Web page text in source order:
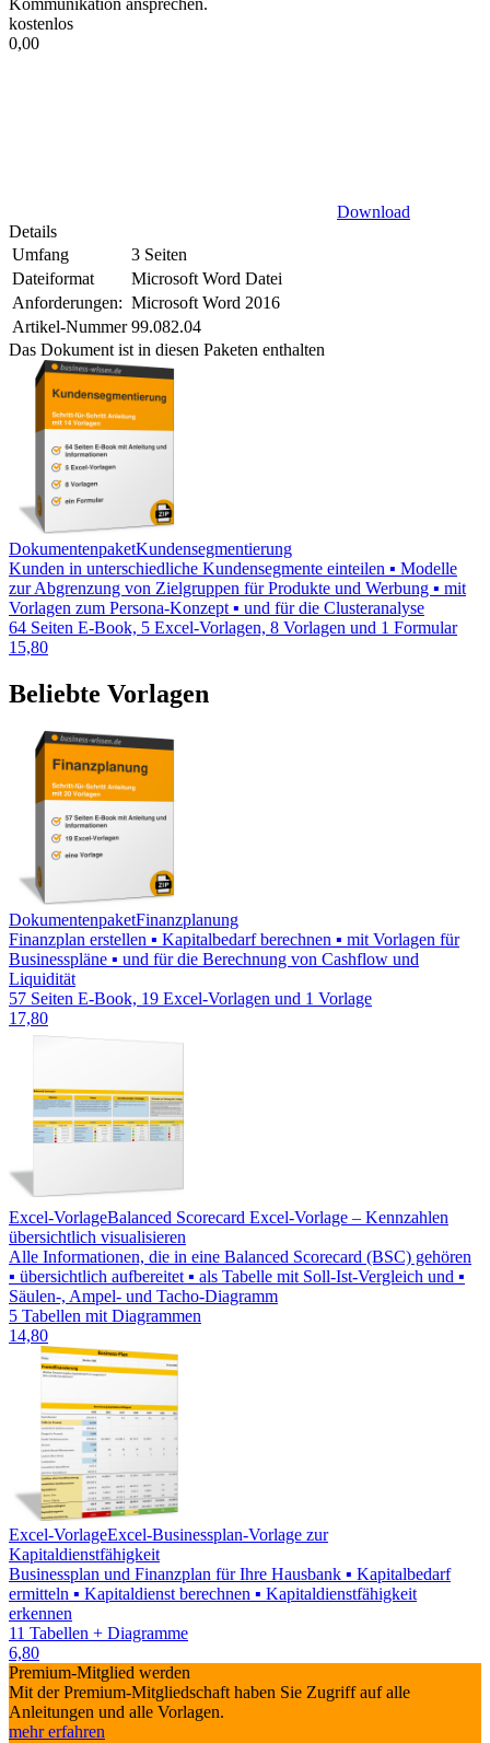
Kommunikation ansprechen.
kostenlos
0,00
Download
Details
Umfang
3 Seiten
Dateiformat
Microsoft Word Datei
Anforderungen: Microsoft Word 2016
Artikel-Nummer 99.082.04
Das Dokument ist in diesen Paketen enthalten
DokumentenpaketKundensegmentierung
Kunden in unterschiedliche Kundensegmente einteilen ▪ Modelle
zur Abgrenzung von Zielgruppen für Produkte und Werbung ▪ mit
Vorlagen zum Persona-Konzept ▪ und für die Clusteranalyse
64 Seiten E-Book, 5 Excel-Vorlagen, 8 Vorlagen und 1 Formular
15,80
Beliebte Vorlagen
DokumentenpaketFinanzplanung
Finanzplan erstellen ▪ Kapitalbedarf berechnen ▪ mit Vorlagen für
Businesspläne ▪ und für die Berechnung von Cashflow und
Liquidität
57 Seiten E-Book, 19 Excel-Vorlagen und 1 Vorlage
17,80
Excel-VorlageBalanced Scorecard Excel-Vorlage – Kennzahlen
übersichtlich visualisieren
Alle Informationen, die in eine Balanced Scorecard (BSC) gehören
▪ übersichtlich aufbereitet ▪ als Tabelle mit Soll-Ist-Vergleich und ▪
Säulen-, Ampel- und Tacho-Diagramm
5 Tabellen mit Diagrammen
14,80
Excel-VorlageExcel-Businessplan-Vorlage zur
Kapitaldienstfähigkeit
Businessplan und Finanzplan für Ihre Hausbank ▪ Kapitalbedarf
ermitteln ▪ Kapitaldienst berechnen ▪ Kapitaldienstfähigkeit
erkennen
11 Tabellen + Diagramme
6,80
Premium-Mitglied werden
Mit der Premium-Mitgliedschaft haben Sie Zugriff auf alle
Anleitungen und alle Vorlagen.
mehr erfahren